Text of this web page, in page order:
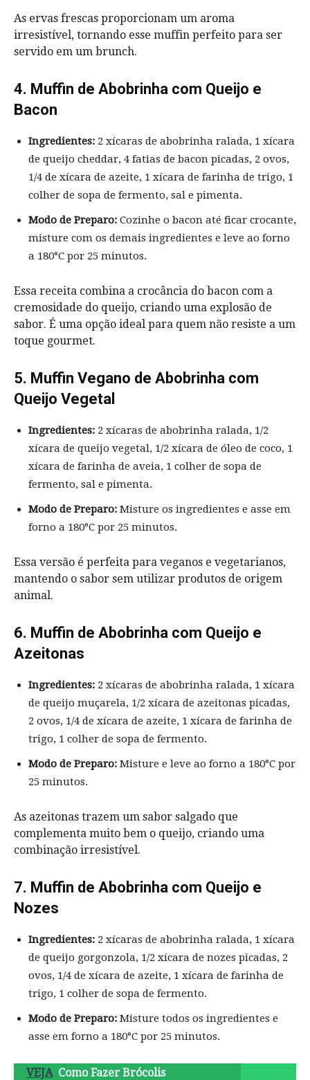
As ervas frescas proporcionam um aroma
irresistível, tornando esse muffin perfeito para ser
servido em um brunch.
4. Muffin de Abobrinha com Queijo e
Bacon
Ingredientes: 2 xícaras de abobrinha ralada, 1 xícara
de queijo cheddar, 4 fatias de bacon picadas, 2 ovos,
1/4 de xícara de azeite, 1 xícara de farinha de trigo, 1
colher de sopa de fermento, sal e pimenta.
Modo de Preparo: Cozinhe o bacon até ficar crocante,
misture com os demais ingredientes e leve ao forno
a 180°C por 25 minutos.
Essa receita combina a crocância do bacon com a
cremosidade do queijo, criando uma explosão de
sabor. É uma opção ideal para quem não resiste a um
toque gourmet.
5. Muffin Vegano de Abobrinha com
Queijo Vegetal
Ingredientes: 2 xícaras de abobrinha ralada, 1/2
xícara de queijo vegetal, 1/2 xícara de óleo de coco, 1
xícara de farinha de aveia, 1 colher de sopa de
fermento, sal e pimenta.
Modo de Preparo: Misture os ingredientes e asse em
forno a 180°C por 25 minutos.
Essa versão é perfeita para veganos e vegetarianos,
mantendo o sabor sem utilizar produtos de origem
animal.
6. Muffin de Abobrinha com Queijo e
Azeitonas
Ingredientes: 2 xícaras de abobrinha ralada, 1 xícara
de queijo muçarela, 1/2 xícara de azeitonas picadas,
2 ovos, 1/4 de xícara de azeite, 1 xícara de farinha de
trigo, 1 colher de sopa de fermento.
Modo de Preparo: Misture e leve ao forno a 180°C por
25 minutos.
As azeitonas trazem um sabor salgado que
complementa muito bem o queijo, criando uma
combinação irresistível.
7. Muffin de Abobrinha com Queijo e
Nozes
Ingredientes: 2 xícaras de abobrinha ralada, 1 xícara
de queijo gorgonzola, 1/2 xícara de nozes picadas, 2
ovos, 1/4 de xícara de azeite, 1 xícara de farinha de
trigo, 1 colher de sopa de fermento.
Modo de Preparo: Misture todos os ingredientes e
asse em forno a 180°C por 25 minutos.
VEJA Como Fazer Brócolis